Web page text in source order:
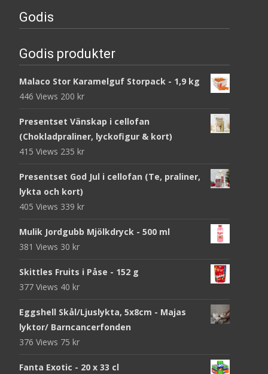
Godis
Godis produkter
Malaco Stor Karamelguf Storpack - 1,9 kg
446 Views 200 kr
Presentset Vänskap i cellofan
(Chokladpraliner, lyckofigur & kort)
415 Views 235 kr
Presentset God Jul i cellofan (Te, praliner,
lykta och kort)
405 Views 339 kr
Mulik Jordgubb Mjölkdryck - 500 ml
381 Views 30 kr
Skittles Fruits i Påse - 152 g
377 Views 40 kr
Eggshell Skål/Ljuslykta, 5x8cm - Majas
lyktor/ Barncancerfonden
376 Views 75 kr
Fanta Exotic - 20 x 33 cl